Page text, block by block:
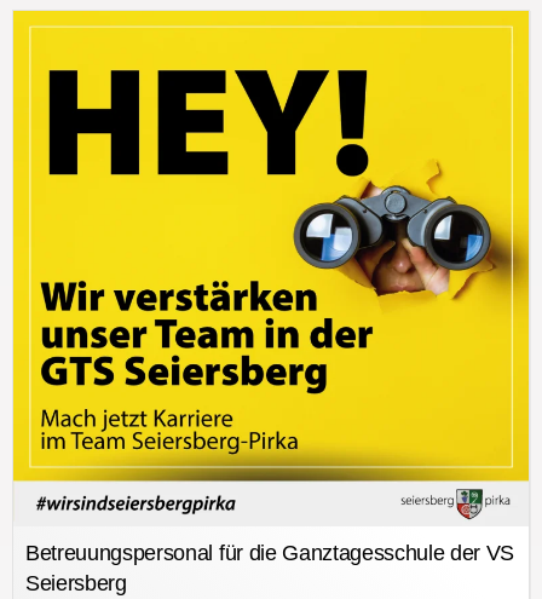
Betreuungspersonal für die Ganztagesschule der VS
Seiersberg